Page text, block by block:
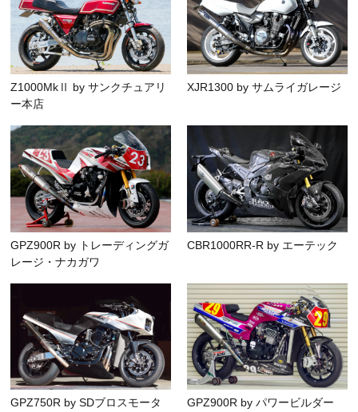
Z1000MkⅡ by サンクチュアリ
ー本店
XJR1300 by サムライガレージ
GPZ900R by トレーディングガ
レージ・ナカガワ
CBR1000RR-R by エーテック
GPZ750R by SDブロスモータ
GPZ900R by パワービルダー